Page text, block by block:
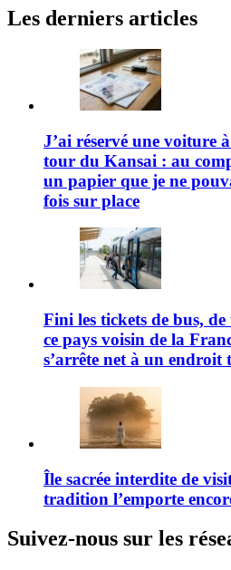
Les derniers articles
J’ai réservé une voiture
tour du Kansai : au
un papier que je ne
fois sur place
Fini les tickets de bus,
ce pays voisin de la
s’arrête net à un endroit
Île sacrée interdite de
tradition l’emporte
Suivez-nous sur les